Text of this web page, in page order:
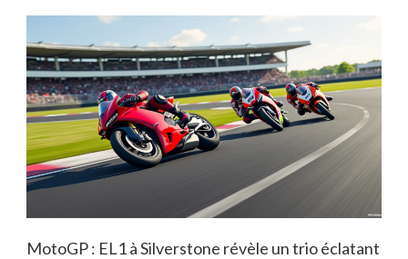
MotoGP : EL1 à Silverstone révèle un trio éclatant